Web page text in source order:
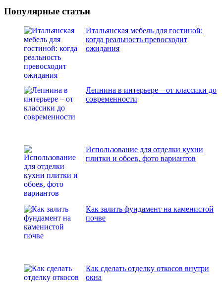
Популярные статьи
Итальянская мебель для гостиной:
когда реальность превосходит
ожидания
Лепнина в интерьере – от классики до
современности
Использование для отделки кухни
плитки и обоев, фото вариантов
Как залить фундамент на каменистой
почве
Как сделать отделку откосов внутри
окна